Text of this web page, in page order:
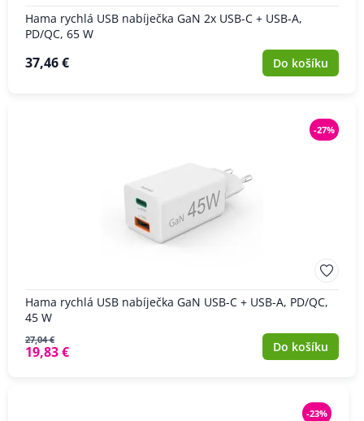
Hama rychlá USB nabíječka GaN 2x USB-C + USB-A,
PD/QC, 65 W
37,46 € Do košíku
-27%
Hama rychlá USB nabíječka GaN USB-C + USB-A, PD/QC,
45 W
27,04 €
19,83 € Do košíku
-23%